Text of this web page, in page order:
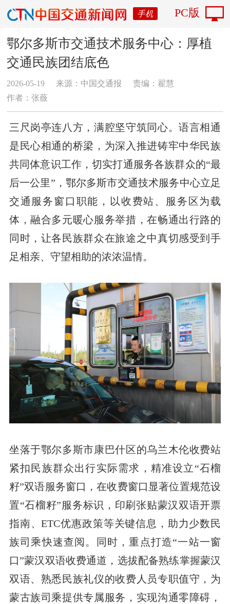
手机 PC版
鄂尔多斯市交通技术服务中心：厚植
交通民族团结底色
2026-05-19 来源：中国交通报
责编：翟慧
作者：张薇
三尺岗亭连八方，满腔坚守筑同心。语言相通
是民心相通的桥梁，为深入推进铸牢中华民族
共同体意识工作，切实打通服务各族群众的“最
后一公里”，鄂尔多斯市交通技术服务中心立足
交通服务窗口职能，以收费站、服务区为载
体，融合多元暖心服务举措，在畅通出行路的
同时，让各民族群众在旅途之中真切感受到手
足相亲、守望相助的浓浓温情。
坐落于鄂尔多斯市康巴什区的乌兰木伦收费站
紧扣民族群众出行实际需求，精准设立“石榴
籽”双语服务窗口，在收费窗口显著位置规范设
置“石榴籽”服务标识，印刷张贴蒙汉双语开票
指南、ETC优惠政策等关键信息，助力少数民
族司乘快速查阅。同时，重点打造“一站一窗
口”蒙汉双语收费通道，选拔配备熟练掌握蒙汉
双语、熟悉民族礼仪的收费人员专职值守，为
蒙古族司乘提供专属服务，实现沟通零障碍，